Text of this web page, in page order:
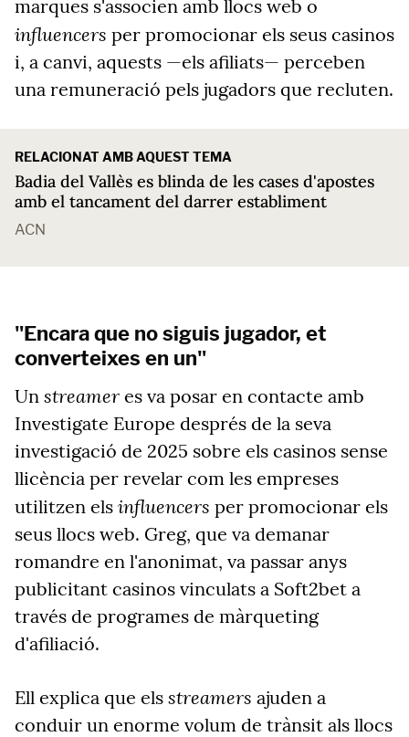
marques s'associen amb llocs web o
influencers per promocionar els seus casinos
i, a canvi, aquests —els afiliats— perceben
una remuneració pels jugadors que recluten.
RELACIONAT AMB AQUEST TEMA
Badia del Vallès es blinda de les cases d'apostes
amb el tancament del darrer establiment
ACN
"Encara que no siguis jugador, et
converteixes en un"
Un streamer es va posar en contacte amb
Investigate Europe després de la seva
investigació de 2025 sobre els casinos sense
llicència per revelar com les empreses
utilitzen els influencers per promocionar els
seus llocs web. Greg, que va demanar
romandre en l'anonimat, va passar anys
publicitant casinos vinculats a Soft2bet a
través de programes de màrqueting
d'afiliació.
Ell explica que els streamers ajuden a
conduir un enorme volum de trànsit als llocs